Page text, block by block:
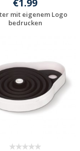
€1.99
mit eigenem Logo
bedrucken
anfragen